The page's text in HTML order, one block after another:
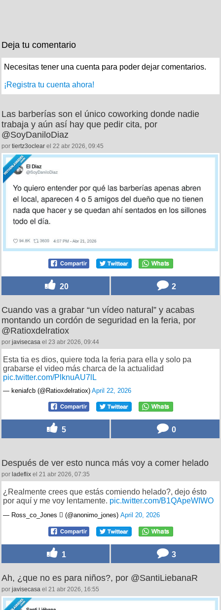
Deja tu comentario
Necesitas tener una cuenta para poder dejar comentarios.
¡Registra tu cuenta ahora!
Las barberías son el único coworking donde nadie
trabaja y aún así hay que pedir cita, por
@SoyDaniloDiaz
por tiertz3oclear el 22 abr 2026, 09:45
20 2
Cuando vas a grabar “un vídeo natural” y acabas
montando un cordón de seguridad en la feria, por
@Ratioxdelratiox
por javisecasa el 23 abr 2026, 09:44
Esta tia es dios, quiere toda la feria para ella y solo pa
grabarse el video más charca de la actualidad
pic.twitter.com/PlknuAU7lL
— keniafcb (@Ratioxdelratiox) April 22, 2026
5 0
Después de ver esto nunca más voy a comer helado
por ladeflix el 21 abr 2026, 07:35
¿Realmente crees que estás comiendo helado?, dejo ésto
por aquí y me voy lentamente. pic.twitter.com/B1QApeWIWO
— Ross_co_Jones  (@anonimo_jones) April 20, 2026
1 3
Ah, ¿que no es para niños?, por @SantiLiebanaR
por javisecasa el 21 abr 2026, 16:55